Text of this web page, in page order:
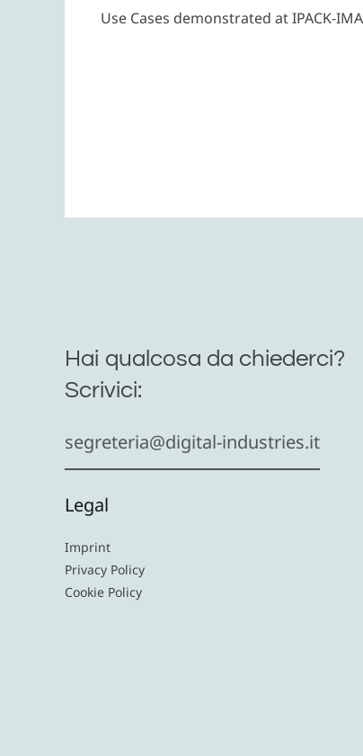
Use Cases demonstrated at IPACK-
Hai qualcosa da chiederci?
Scrivici:
segreteria@digital-industries.it
Legal
Imprint
Privacy Policy
Cookie Policy